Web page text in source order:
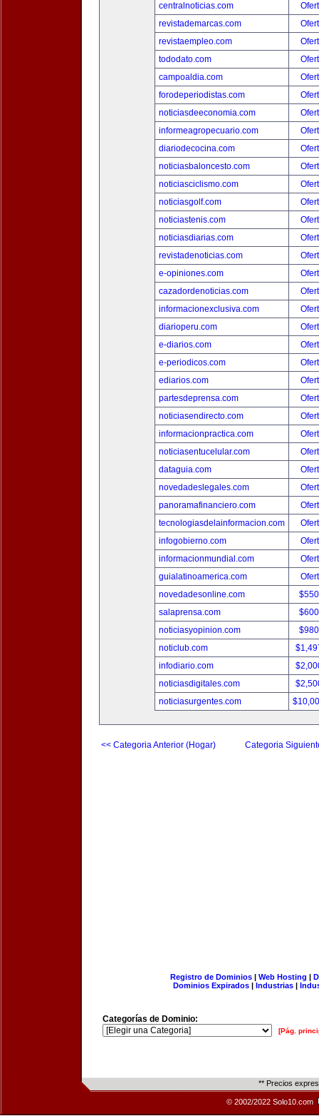
centralnoticias.com
revistademarcas.com
revistaempleo.com
tododato.com
campoaldia.com
forodeperiodistas.com
noticiasdeeconomia.com
informeagropecuario.com
diariodecocina.com
noticiasbaloncesto.com
noticiasciclismo.com
noticiasgolf.com
noticiastenis.com
noticiasdiarias.com
revistadenoticias.com
e-opiniones.com
cazadordenoticias.com
informacionexclusiva.com
diarioperu.com
e-diarios.com
e-periodicos.com
ediarios.com
partesdeprensa.com
noticiasendirecto.com
informacionpractica.com
noticiasentucelular.com
dataguia.com
novedadeslegales.com
panoramafinanciero.com
tecnologiasdelainformacion.com
infogobierno.com
informacionmundial.com
guialatinoamerica.com
novedadesonline.com
salaprensa.com
noticiasyopinion.com
noticlub.com
infodiario.com
noticiasdigitales.com
noticiasurgentes.com
<< Categoria Anterior (Hogar) Categoria
Registro de Dominios| Web Hosting |
Dominios Expirados | Industrias |
Categorías de Dominio:
[Pág.
** Precios
© 2002/2022 Solo10.com